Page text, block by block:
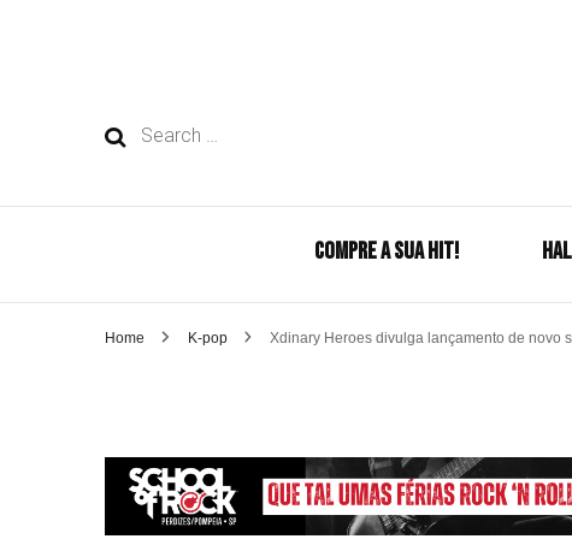
Search
COMPRE A SUA HIT!
Home K-pop Xdinary Heroes divulga lançamento de novo